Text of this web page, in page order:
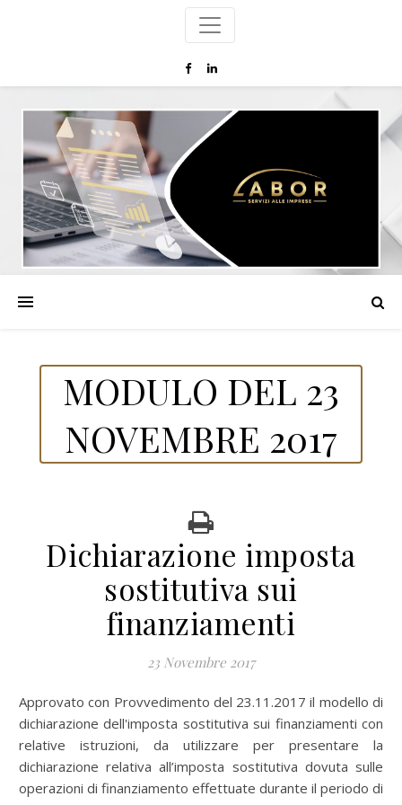
MODULO DEL 23
NOVEMBRE 2017
Dichiarazione imposta
sostitutiva sui
finanziamenti
23 Novembre 2017
Approvato con Provvedimento del 23.11.2017 il modello di
dichiarazione dell'imposta sostitutiva sui finanziamenti con
relative istruzioni, da utilizzare per presentare la
dichiarazione relativa all’imposta sostitutiva dovuta sulle
operazioni di finanziamento effettuate durante il periodo di